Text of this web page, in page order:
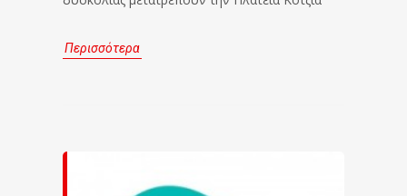
Περισσότερα